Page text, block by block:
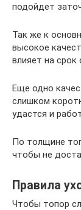
подойдет
Так же к
высокое
влияет на
Еще одно
слишком
удастся и
По толщине
чтобы не
Правила
Чтобы топор